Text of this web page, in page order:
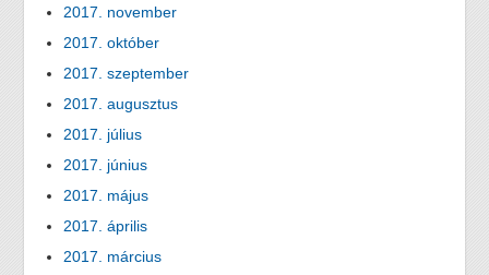
2017. november
2017. október
2017. szeptember
2017. augusztus
2017. július
2017. június
2017. május
2017. április
2017. március